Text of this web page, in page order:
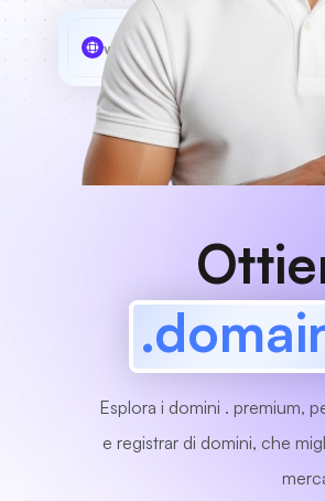
www MyCafe
Esplora i domini . premium,
e registrar di domini, che